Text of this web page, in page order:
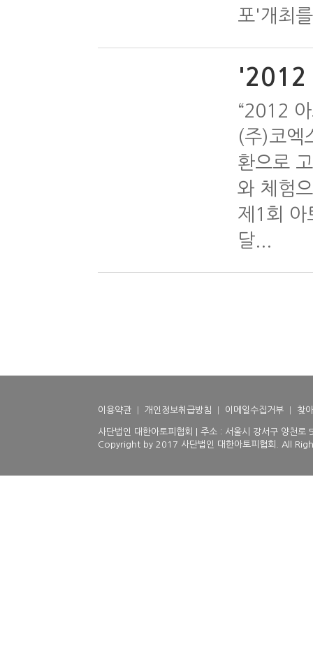
포'개최
'2012
“2012
(주)코엑
환으로
와 체험
제1회 아
달...
이용약관 개인정보취급방침 이메일수집거부 찾
사단법인 대한아토피협회 | 주소 : 서울시 강서구 양
Copyright by 2017 사단법인 대한아토피협회. All